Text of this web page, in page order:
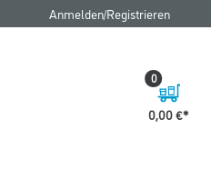
Anmelden/Registrieren
0,00 €
0